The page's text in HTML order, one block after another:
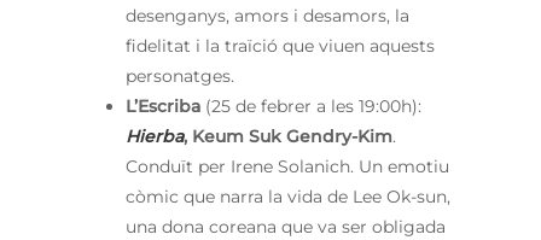
desenganys, amors i desamors, la
fidelitat i la traïció que viuen aquests
personatges.
L’Escriba (25 de febrer a les 19:00h):
Hierba, Keum Suk Gendry-Kim.
Conduït per Irene Solanich. Un emotiu
còmic que narra la vida de Lee Ok-sun,
una dona coreana que va ser obligada